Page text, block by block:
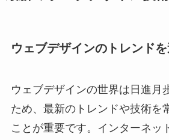
ウェブデザインのトレンドを
ウェブデザインの世界は日進月
ため、最新のトレンドや技術を
ことが重要です。インターネッ